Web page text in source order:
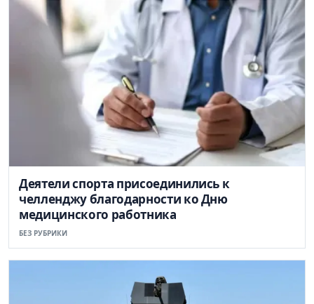
Деятели спорта присоединились к
челленджу благодарности ко Дню
медицинского работника
БЕЗ РУБРИКИ